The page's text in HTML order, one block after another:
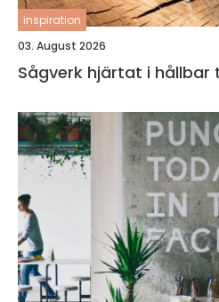
inspiration
03. August 2026
Sågverk hjärtat i